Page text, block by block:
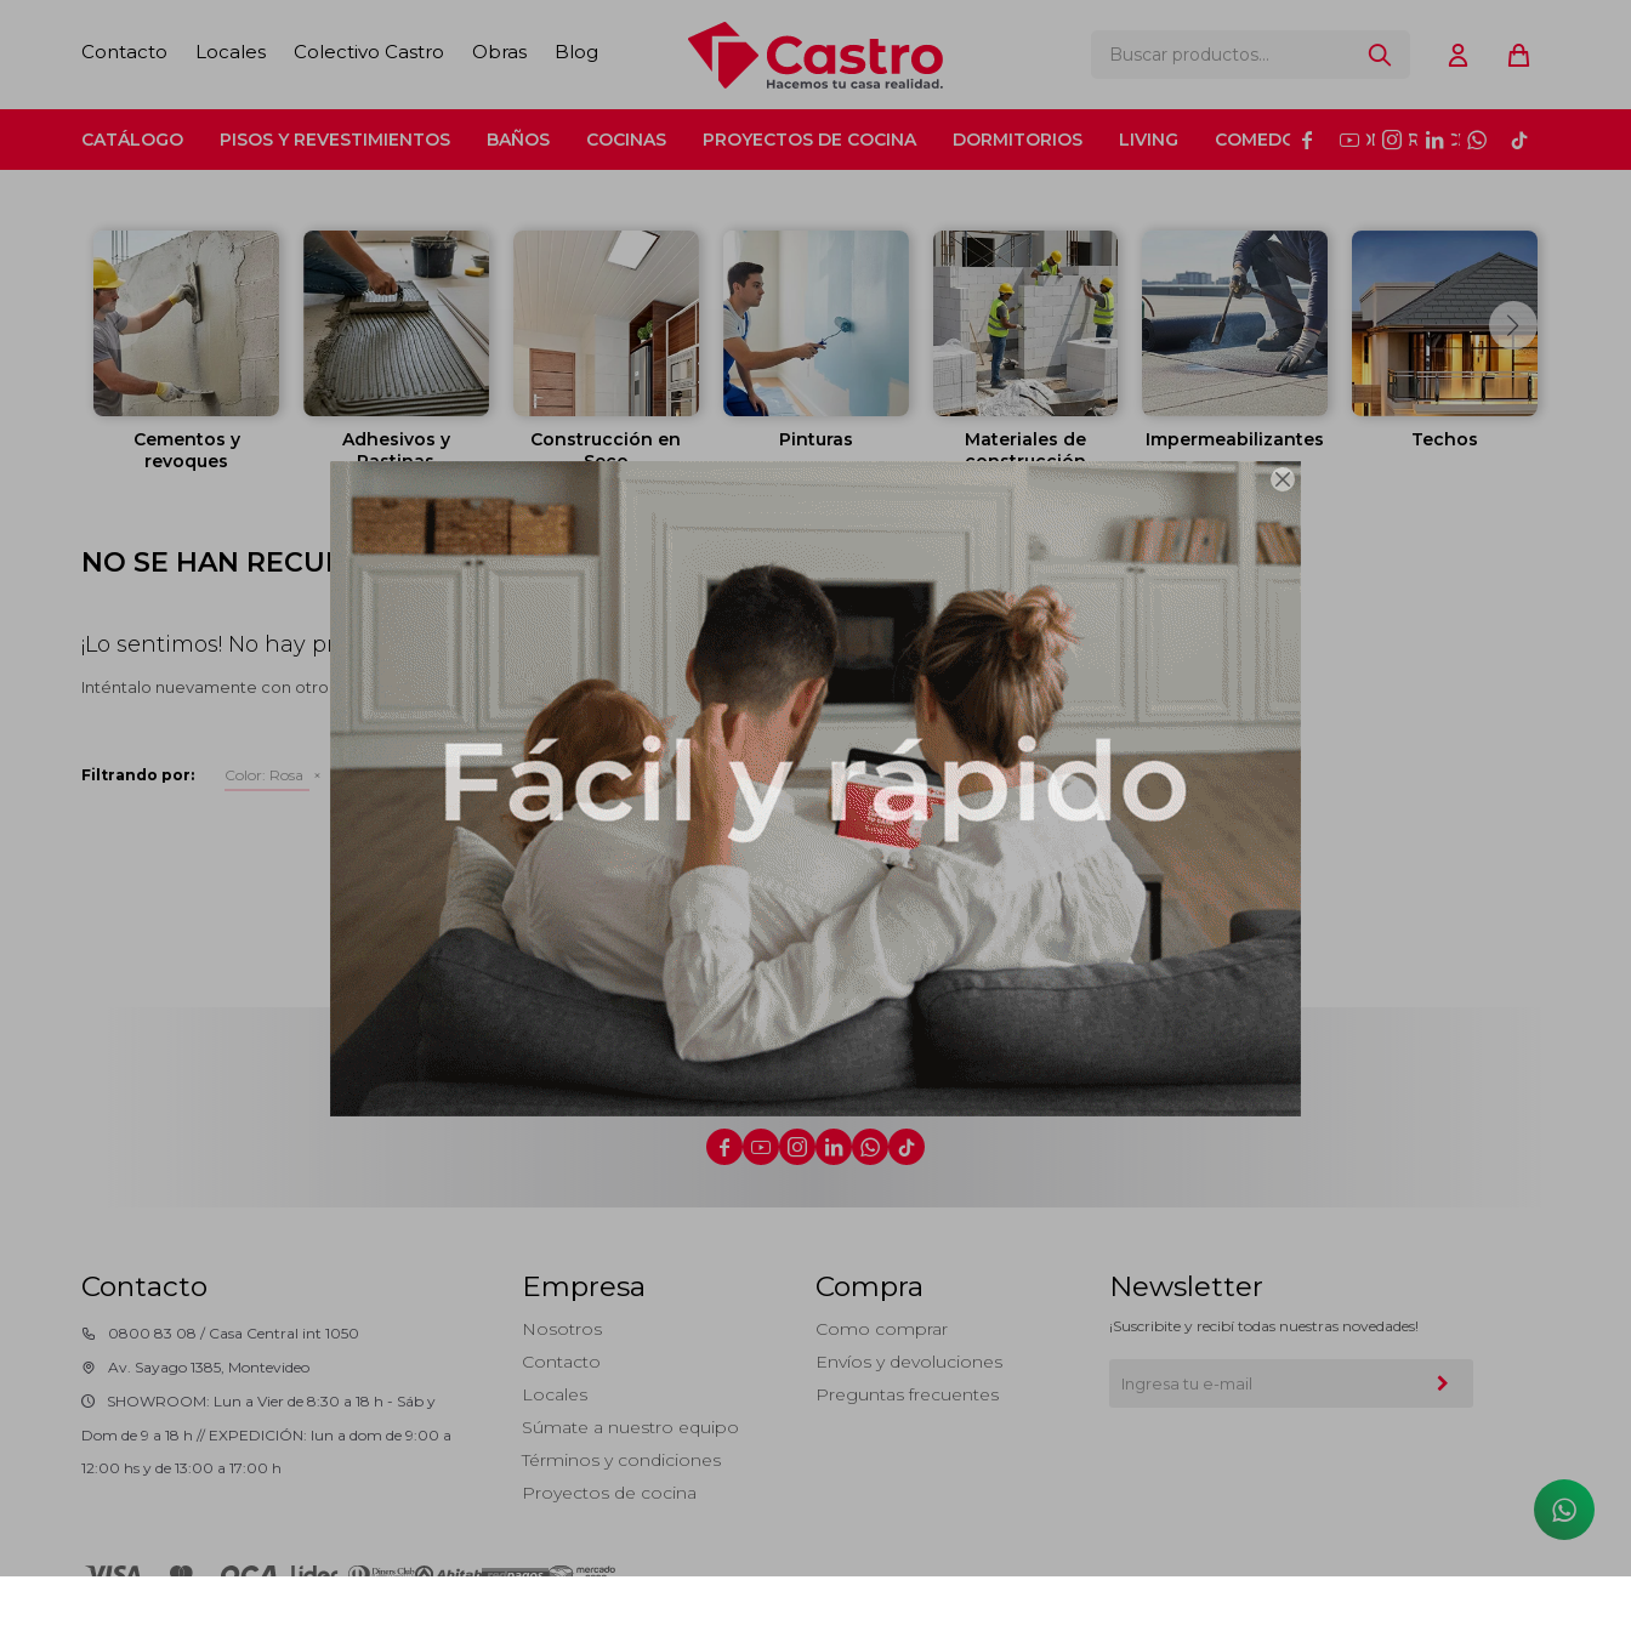

CATÁLOGO PISOS Y REVESTIMIENTOS BAÑOS COCINAS PROYECTOS DE COCINA DORMITORIOS LIVING COMEDOR CONSTRUCCIÓN
     
Contacto Locales Colectivo Castro Obras Blog
Cementos y
revoques
Adhesivos y
Pastinas
Construcción en
Seco
Pinturas
Materiales de
construcción
Impermeabilizantes Techos
NO SE HAN RECUPERADO PRODUCTOS
¡Lo sentimos! No hay productos en esta sección.
Inténtalo nuevamente con otros criterios de filtrado o busca en otras secciones de nuestro catálogo.
Filtrando por: Color: Rosa
     
Contacto
0800 83 08 / Casa Central int 1050
Av. Sayago 1385, Montevideo
SHOWROOM: Lun a Vier de 8:30 a 18 h - Sáb y
Dom de 9 a 18 h // EXPEDICIÓN: lun a dom de 9:00 a
12:00 hs y de 13:00 a 17:00 h
Empresa
Nosotros
Contacto
Locales
Súmate a nuestro equipo
Términos y condiciones
Proyectos de cocina
Compra
Como comprar
Envíos y devoluciones
Preguntas frecuentes
Newsletter
¡Suscribite y recibí todas nuestras novedades!